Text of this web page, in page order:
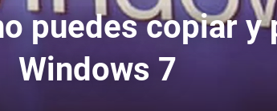
puedes copiar y
Windows 7